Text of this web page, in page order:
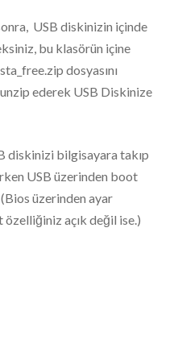
USB diskinizin içinde
bu klasörün içine
dosyasını
ederek USB Diskinize
diskinizi bilgisayara takıp
USB üzerinden boot
üzerinden ayar
açık değil ise.)